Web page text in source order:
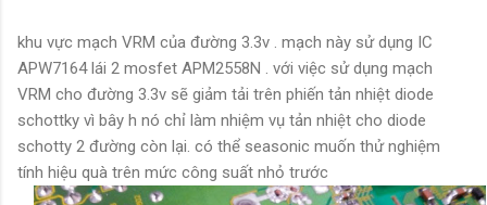
khu vực mạch VRM của đường 3.3v . mạch này sử dụng IC
APW7164 lái 2 mosfet APM2558N . với việc sử dụng mạch
VRM cho đường 3.3v sẽ giảm tải trên phiến tản nhiệt diode
schottky vì bây h nó chỉ làm nhiệm vụ tản nhiệt cho diode
schotty 2 đường còn lại. có thể seasonic muốn thử nghiệm
tính hiệu quà trên mức công suất nhỏ trước